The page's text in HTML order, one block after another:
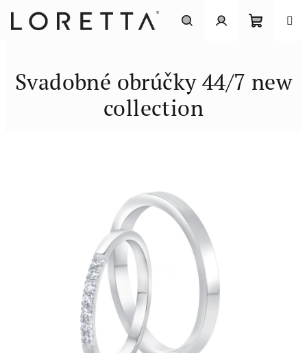
obsah
košík
Svadobné obrúčky 44/7 new
collection